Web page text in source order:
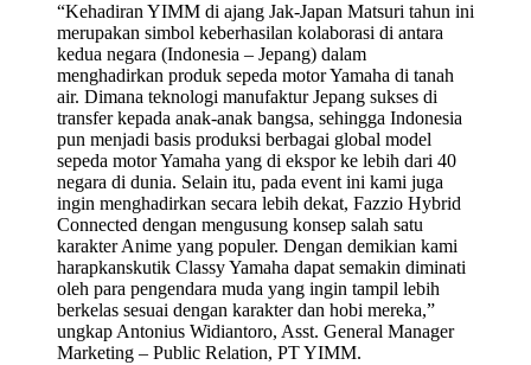
“Kehadiran YIMM di ajang Jak-Japan Matsuri tahun ini
merupakan simbol keberhasilan kolaborasi di antara
kedua negara (Indonesia – Jepang) dalam
menghadirkan produk sepeda motor Yamaha di tanah
air. Dimana teknologi manufaktur Jepang sukses di
transfer kepada anak-anak bangsa, sehingga Indonesia
pun menjadi basis produksi berbagai global model
sepeda motor Yamaha yang di ekspor ke lebih dari 40
negara di dunia. Selain itu, pada event ini kami juga
ingin menghadirkan secara lebih dekat, Fazzio Hybrid
Connected dengan mengusung konsep salah satu
karakter Anime yang populer. Dengan demikian kami
harapkanskutik Classy Yamaha dapat semakin diminati
oleh para pengendara muda yang ingin tampil lebih
berkelas sesuai dengan karakter dan hobi mereka,”
ungkap Antonius Widiantoro, Asst. General Manager
Marketing – Public Relation, PT YIMM.